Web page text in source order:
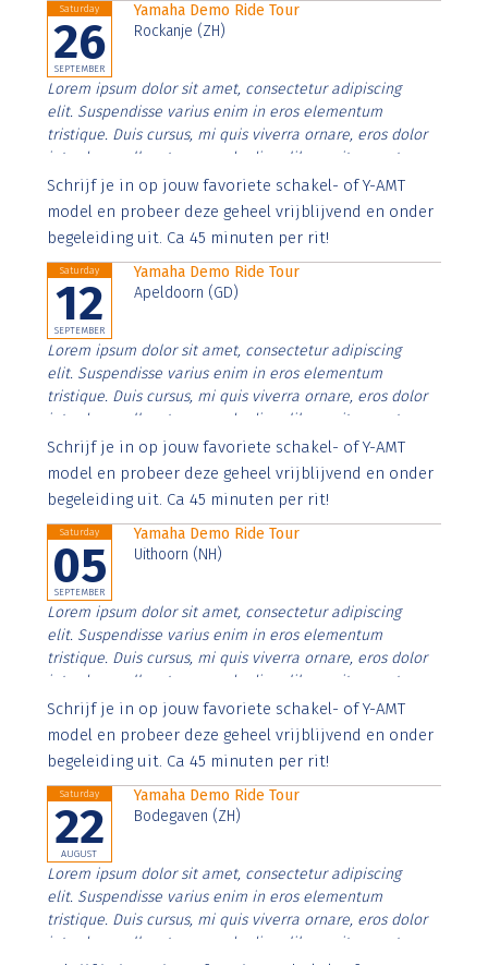
Saturday
26
SEPTEMBER
Yamaha Demo Ride Tour
Rockanje (ZH)
Lorem ipsum dolor sit amet, consectetur adipiscing
elit. Suspendisse varius enim in eros elementum
tristique. Duis cursus, mi quis viverra ornare, eros dolor
interdum nulla, ut commodo diam libero vitae erat.
Aenean faucibus nibh et justo cursus id rutrum lorem
imperdiet. Nunc ut sem vitae risus tristique posuere.
Schrijf je in op jouw favoriete schakel- of Y-AMT
model en probeer deze geheel vrijblijvend en onder
begeleiding uit. Ca 45 minuten per rit!
Saturday
12
SEPTEMBER
Yamaha Demo Ride Tour
Apeldoorn (GD)
Lorem ipsum dolor sit amet, consectetur adipiscing
elit. Suspendisse varius enim in eros elementum
tristique. Duis cursus, mi quis viverra ornare, eros dolor
interdum nulla, ut commodo diam libero vitae erat.
Aenean faucibus nibh et justo cursus id rutrum lorem
imperdiet. Nunc ut sem vitae risus tristique posuere.
Schrijf je in op jouw favoriete schakel- of Y-AMT
model en probeer deze geheel vrijblijvend en onder
begeleiding uit. Ca 45 minuten per rit!
Saturday
05
SEPTEMBER
Yamaha Demo Ride Tour
Uithoorn (NH)
Lorem ipsum dolor sit amet, consectetur adipiscing
elit. Suspendisse varius enim in eros elementum
tristique. Duis cursus, mi quis viverra ornare, eros dolor
interdum nulla, ut commodo diam libero vitae erat.
Aenean faucibus nibh et justo cursus id rutrum lorem
imperdiet. Nunc ut sem vitae risus tristique posuere.
Schrijf je in op jouw favoriete schakel- of Y-AMT
model en probeer deze geheel vrijblijvend en onder
begeleiding uit. Ca 45 minuten per rit!
Saturday
22
AUGUST
Yamaha Demo Ride Tour
Bodegaven (ZH)
Lorem ipsum dolor sit amet, consectetur adipiscing
elit. Suspendisse varius enim in eros elementum
tristique. Duis cursus, mi quis viverra ornare, eros dolor
interdum nulla, ut commodo diam libero vitae erat.